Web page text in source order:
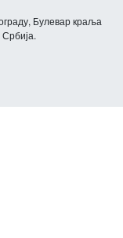
Булевар краља